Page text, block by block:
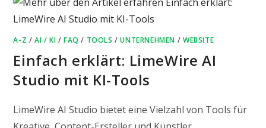
A-Z /AI / KI /FAQ / TOOLS /UNTERNEHMEN / WEBSITE
Einfach erklärt: LimeWire AI
Studio mit KI-Tools
LimeWire AI Studio bietet eine Vielzahl von Tools für